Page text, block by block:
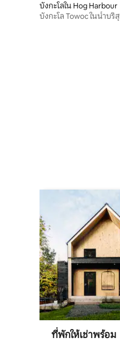
บังกะโลใน Hog Harbour
บังกะโล Towoc ในน้ำบริ
ที่พักให้เช่าพร้อม